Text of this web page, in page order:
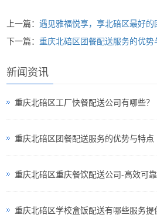
上一篇：遇见雅福悦享，享北碚区最好
下一篇：重庆北碚区团餐配送服务的优势
新闻资讯
重庆北碚区工厂快餐配送公司有哪些？
重庆北碚区团餐配送服务的优势与特点
重庆北碚区学校盒饭配送有哪些服务提